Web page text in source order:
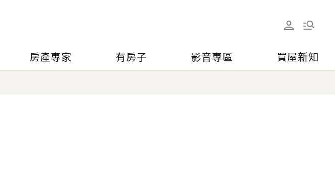
房產專家 有房子 影音專區 買屋新知